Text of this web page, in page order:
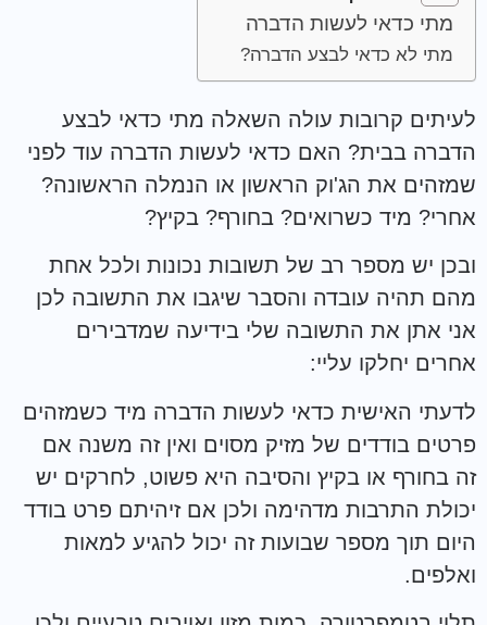
מתי כדאי לעשות הדברה
מתי לא כדאי לבצע הדברה?
לעיתים קרובות עולה השאלה מתי כדאי לבצע
הדברה בבית? האם כדאי לעשות הדברה עוד לפני
שמזהים את הג'וק הראשון או הנמלה הראשונה?
אחרי? מיד כשרואים? בחורף? בקיץ?
ובכן יש מספר רב של תשובות נכונות ולכל אחת
מהם תהיה עובדה והסבר שיגבו את התשובה לכן
אני אתן את התשובה שלי בידיעה שמדבירים
אחרים יחלקו עליי:
לדעתי האישית כדאי לעשות הדברה מיד כשמזהים
פרטים בודדים של מזיק מסוים ואין זה משנה אם
זה בחורף או בקיץ והסיבה היא פשוט, לחרקים יש
יכולת התרבות מדהימה ולכן אם זיהיתם פרט בודד
היום תוך מספר שבועות זה יכול להגיע למאות
ואלפים.